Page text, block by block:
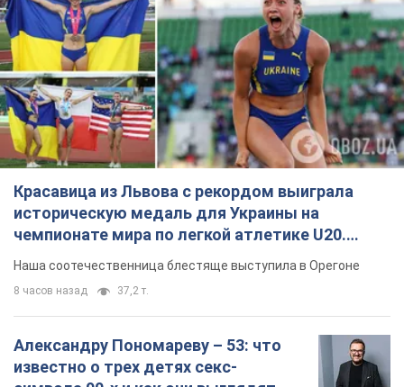
Красавица из Львова с рекордом выиграла
историческую медаль для Украины на
чемпионате мира по легкой атлетике U20.
Видео
Наша соотечественница блестяще выступила в Орегоне
8 часов назад 37,2 т.
Александру Пономареву – 53: что
известно о трех детях секс-
символа 90-х и как они выглядят
Несмотря на развитие карьеры, артист не
действительны ли доллары 1996
года: принимают ли обменники и